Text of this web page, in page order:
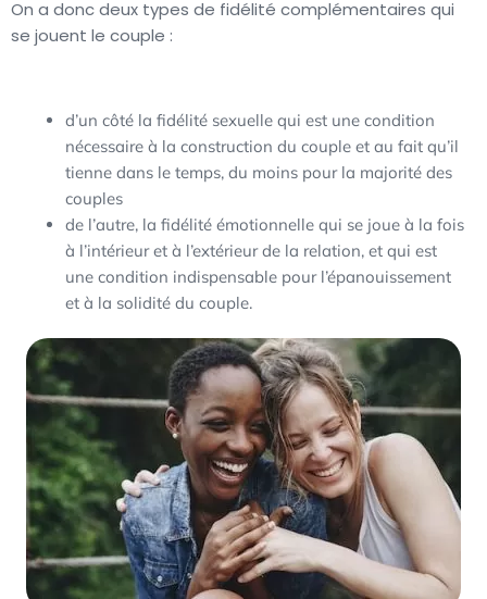
On a donc deux types de fidélité complémentaires qui
se jouent le couple :
d’un côté la fidélité sexuelle qui est une condition
nécessaire à la construction du couple et au fait qu’il
tienne dans le temps, du moins pour la majorité des
couples
de l’autre, la fidélité émotionnelle qui se joue à la fois
à l’intérieur et à l’extérieur de la relation, et qui est
une condition indispensable pour l’épanouissement
et à la solidité du couple.